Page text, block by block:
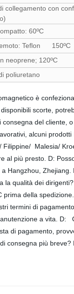
collegamento con
60ºC
Teflon 150ºC
neoprene; 120ºC
poliuretano
è
scorte,
del cliente,
alcuni
Malesia/
più presto. D:
Hangzhou,
la qualità dei
della
termini di
a vita.
di pagamento,
consegna più